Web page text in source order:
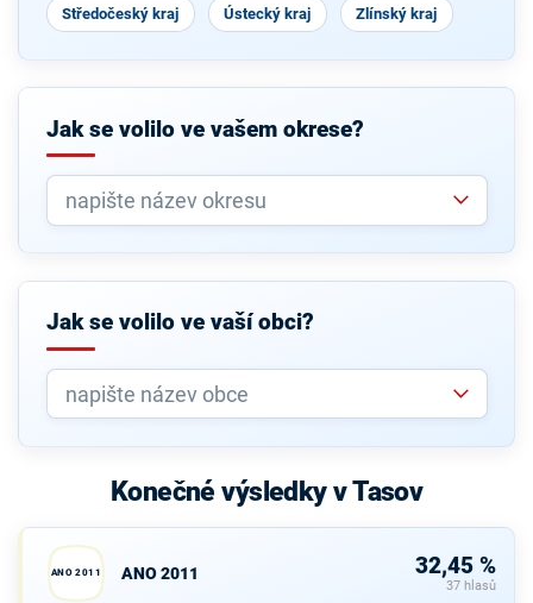
Středočeský kraj Ústecký kraj Zlínský kraj
Jak se volilo ve vašem okrese?
Jak se volilo ve vaší obci?
Konečné výsledky v Tasov
ANO 2011 ANO 2011 32,45 %
37 hlasů